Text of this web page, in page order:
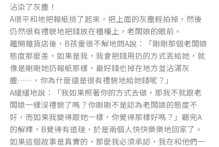
沾染了灰塵！
A很平和地把報紙撿了起來，把上面的灰塵輕拍掉，然後
仍然很有禮貌地把錢放在櫃檯上，老闆娘的眼前。
離開雜貨店後，B孩童很不解地問A說：「剛剛那個老闆娘
態度那麼差，如果是我，我會把錢用扔的方式丟給她，就
像是剛剛她扔報紙那樣，最好錢也掉在地方並沾滿灰
塵……，你為什麼還是很有禮貌地給她錢呢？」
A緩緩地說：「我如果照著你的方式去做，那我不就跟老
闆娘一樣沒禮貌了嗎？你剛剛不是認為老闆娘的態度不
好，而如果我變得跟她一樣，你覺得那樣好嗎？」聽完A
的解釋，B覺得有道理，於是兩個人快快樂樂地回家了。
如果這個故事是真實的，那麼我必須承認，我在和他們一